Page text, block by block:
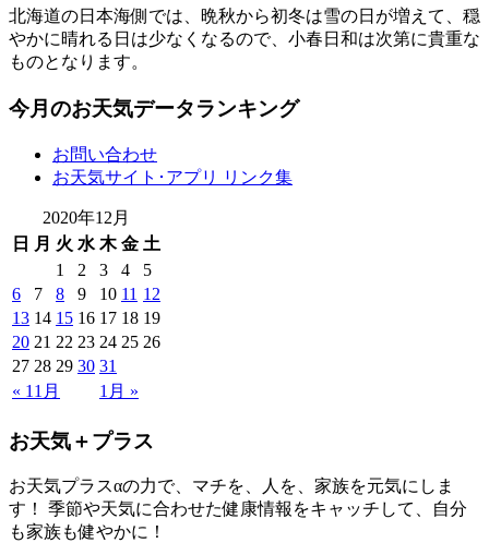
北海道の日本海側では、晩秋から初冬は雪の日が増えて、穏
やかに晴れる日は少なくなるので、小春日和は次第に貴重な
ものとなります。
今月のお天気データランキング
お問い合わせ
お天気サイト･アプリ リンク集
2020年12月
日
月 火 水 木 金 土
« 11月 1月 »
1 2 3 4
5
6
7 8 9 10 11 12
13 14 15 16 17 18 19
20 21 22 23 24 25 26
27 28 29 30 31
お天気＋プラス
お天気プラスαの力で、マチを、人を、家族を元気にしま
す！ 季節や天気に合わせた健康情報をキャッチして、自分
も家族も健やかに！